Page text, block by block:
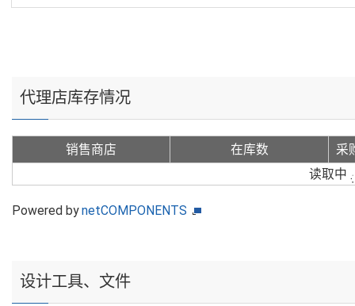
代理店库存情况
销售商店 在库数
采
读取中
Powered bynetCOMPONENTS
设计工具、文件